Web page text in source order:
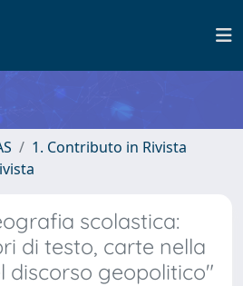
1. Contributo in Rivista
scolastica:
di testo, carte nella
discorso geopolitico"